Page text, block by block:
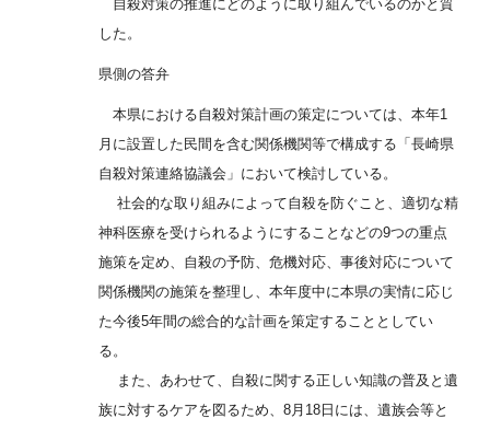
自殺対策の推進にどのように取り組んでいるのかと質
した。
県側の答弁
本県における自殺対策計画の策定については、本年1
月に設置した民間を含む関係機関等で構成する「長崎県
自殺対策連絡協議会」において検討している。
社会的な取り組みによって自殺を防ぐこと、適切な精
神科医療を受けられるようにすることなどの9つの重点
施策を定め、自殺の予防、危機対応、事後対応について
関係機関の施策を整理し、本年度中に本県の実情に応じ
た今後5年間の総合的な計画を策定することとしてい
る。
また、あわせて、自殺に関する正しい知識の普及と遺
族に対するケアを図るため、8月18日には、遺族会等と